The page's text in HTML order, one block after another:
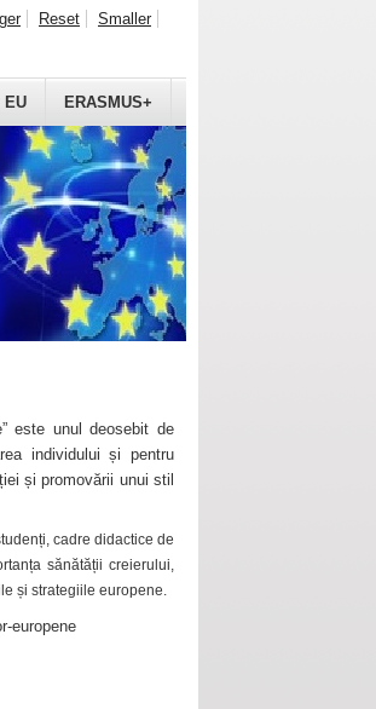
EU ERASMUS+
Reset Smaller
este unul deosebit de
individului și pentru
și promovării unui stil
cadre didactice de
sănătății creierului,
și strategiile europene.
europene